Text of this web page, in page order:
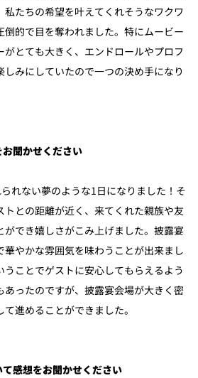
たちの希望を叶えてくれそうなワクワ
倒的で目を奪われました。特にムービー
とても大きく、エンドロールやプロフ
みにしていたので一つの決め手になり
聞かせください
れない夢のような1日になりました！そ
トとの距離が近く、来てくれた親族や友
ができ嬉しさがこみ上げました。披露宴
やかな雰囲気を味わうことが出来まし
ことでゲストに安心してもらえるよう
あったのですが、披露宴会場が大きく密
進めることができました。
感想をお聞かせください